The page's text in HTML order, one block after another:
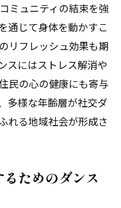
ミュニティの結束を強
通じて身体を動かすこ
リフレッシュ効果も期
スにはストレス解消や
民の心の健康にも寄与
多様な年齢層が社交ダ
れる地域社会が形成さ
ためのダンス
入会で1,000円引！
入会で1,000円引！